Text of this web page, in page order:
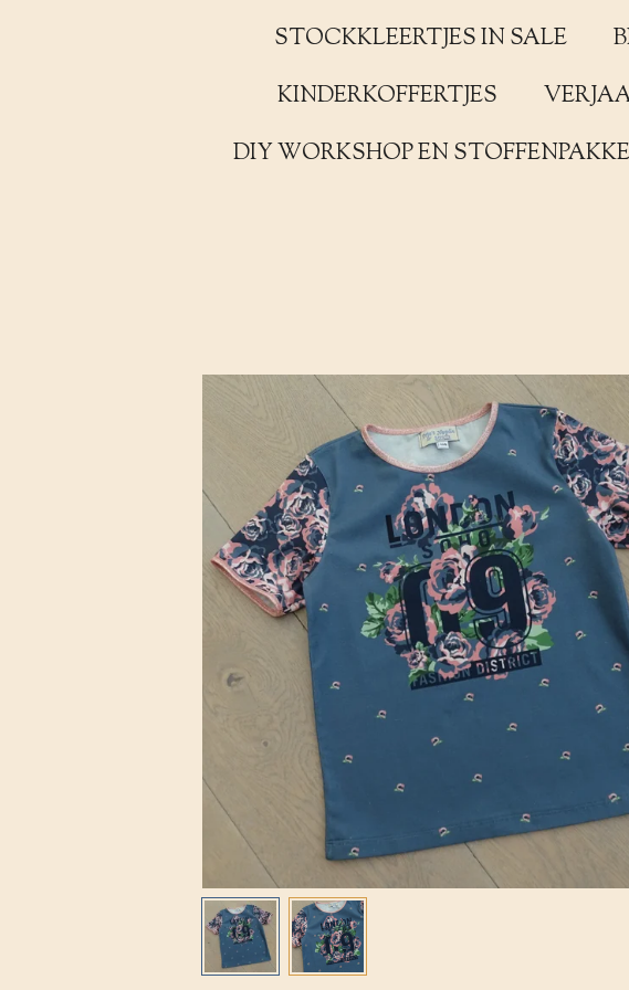
STOCKKLEERTJES IN SALE
KINDERKOFFERTJES
DIY WORKSHOP EN